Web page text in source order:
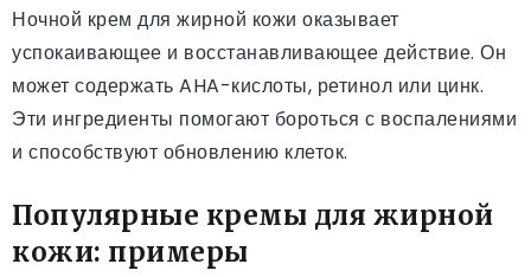
Ночной крем для жирной кожи оказывает
успокаивающее и восстанавливающее действие. Он
может содержать AHA-кислоты, ретинол или цинк.
Эти ингредиенты помогают бороться с воспалениями
и способствуют обновлению клеток.
Популярные кремы для жирной
кожи: примеры